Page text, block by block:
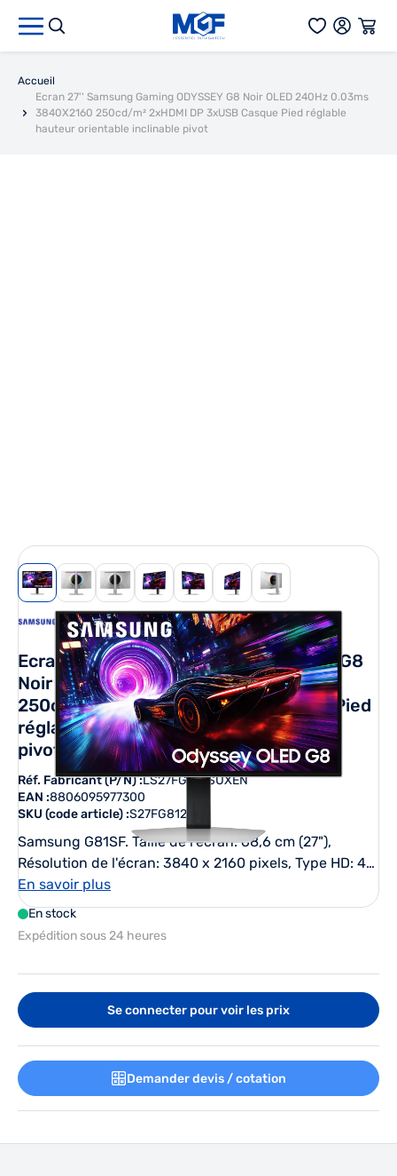
Accueil
Ecran 27'' Samsung Gaming ODYSSEY G8 Noir OLED 240Hz 0.03ms
3840X2160 250cd/m² 2xHDMI DP 3xUSB Casque Pied réglable
hauteur orientable inclinable pivot
View larger image
View larger image
View larger image
View larger image
View larger image
View larger image
View larger image
Ecran 27'' Samsung Gaming ODYSSEY G8
Noir OLED 240Hz 0.03ms 3840X2160
250cd/m² 2xHDMI DP 3xUSB Casque Pied
réglable hauteur orientable inclinable
pivot
Réf. Fabricant (P/N) :LS27FG812SUXEN
EAN :8806095977300
SKU (code article) :S27FG812SU
Samsung G81SF. Taille de l'écran: 68,6 cm (27"),
Résolution de l'écran: 3840 x 2160 pixels, Type HD: 4K
Ultra HD, Technologie d'affichage: OLED, Temps de
réponse: 0,03 ms, Format d'image: 16:9, Angle de
vision horizontal: 178°, Angle de vision vertical: 178°.
Concentrateur USB intégré, Version du concentrateur
USB: 3.2 Gen 1 (3.1 Gen 1). Montage VESA, Réglage de
la hauteur. Couleur du produit: Argent
En savoir plus
En stock
Expédition sous 24 heures
Se connecter pour voir les prix
Demander devis / cotation